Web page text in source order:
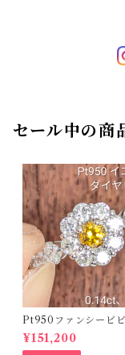
セール中の商
Pt950ファンシービ
レンジィイエローダイ
グ D 0.144ct D
¥151,200